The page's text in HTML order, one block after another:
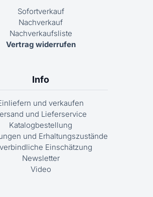
Sofortverkauf
Nachverkauf
Nachverkaufsliste
Vertrag widerrufen
Info
und verkaufen
und Lieferservice
Katalogbestellung
und Erhaltungszustände
Einschätzung
Newsletter
Video